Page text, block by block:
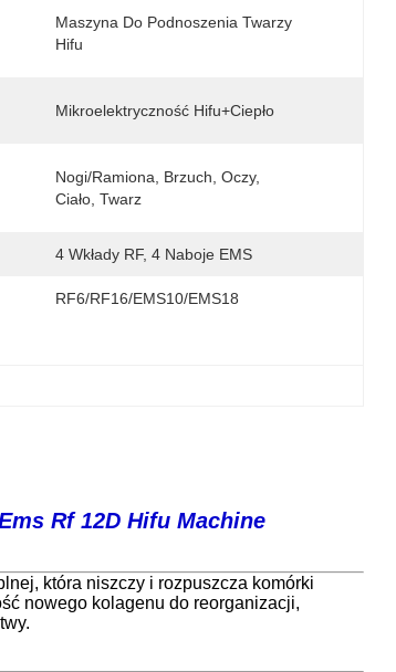
Maszyna Do Podnoszenia Twarzy
Hifu
Mikroelektryczność Hifu+ciepło
Nogi/ramiona, Brzuch, Oczy,
Ciało, Twarz
4 Wkłady RF, 4 Naboje EMS
RF6/RF16/EMS10/EMS18
Rf 12D Hifu Machine
która niszczy i rozpuszcza komórki
nowego kolagenu do reorganizacji,